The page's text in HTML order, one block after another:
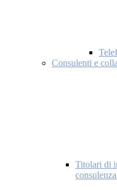
Consulenti e
Titolari di
consulenza